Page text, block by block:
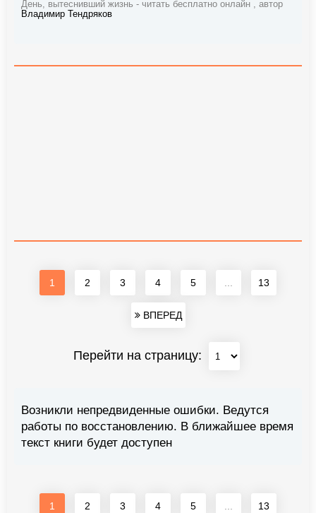
День, вытеснивший жизнь - читать бесплатно онлайн , автор
Владимир Тендряков
1 2 3 4 5 13
ВПЕРЕД
Перейти на страницу:
Возникли непредвиденные ошибки. Ведутся
работы по восстановлению. В ближайшее время
текст книги будет доступен
1 2 3 4 5 13